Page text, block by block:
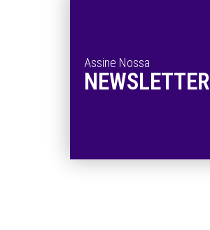
Assine Nossa
NEWSLETTER